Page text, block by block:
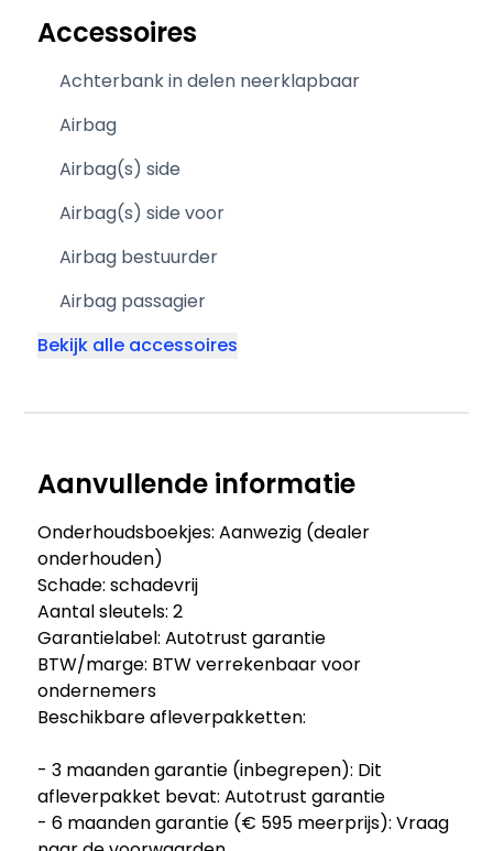
Accessoires
Achterbank in delen neerklapbaar
Airbag
Airbag(s) side
Airbag(s) side voor
Airbag bestuurder
Airbag passagier
Bekijk alle accessoires
Aanvullende informatie
Onderhoudsboekjes: Aanwezig (dealer
onderhouden)
Schade: schadevrij
Aantal sleutels: 2
Garantielabel: Autotrust garantie
BTW/marge: BTW verrekenbaar voor
ondernemers
Beschikbare afleverpakketten:
- 3 maanden garantie (inbegrepen): Dit
afleverpakket bevat: Autotrust garantie
- 6 maanden garantie (€ 595 meerprijs): Vraag